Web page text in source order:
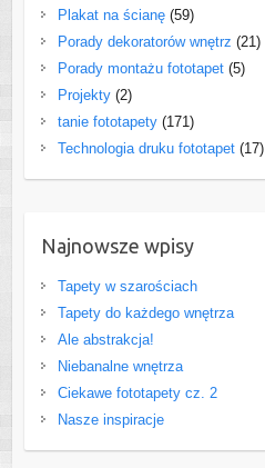
Plakat na ścianę(59)
Porady dekoratorów wnętrz (21)
Porady montażu fototapet(5)
Projekty(2)
tanie fototapety(171)
Technologia druku fototapet(17)
Najnowsze wpisy
Tapety w szarościach
Tapety do każdego wnętrza
Ale abstrakcja!
Niebanalne wnętrza
Ciekawe fototapety cz. 2
Nasze inspiracje